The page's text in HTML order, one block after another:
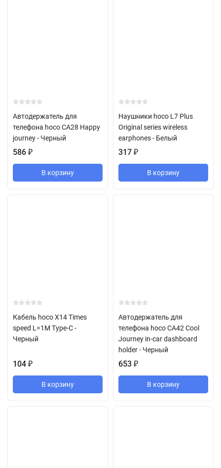
Автодержатель для
телефона hoco CA28 Happy
journey - Черный
586 ₽
В корзину
Наушники hoco L7 Plus
Original series wireless
earphones - Белый
317 ₽
В корзину
Кабель hoco X14 Times
speed L=1M Type-C -
Черный
104 ₽
В корзину
Автодержатель для
телефона hoco CA42 Cool
Journey in-car dashboard
holder - Черный
653 ₽
В корзину